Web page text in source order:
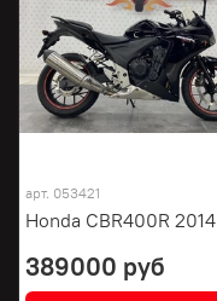
арт. 053421
Honda CBR400R 2014
389000 руб